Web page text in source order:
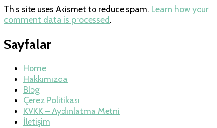
This site uses Akismet to reduce spam. Learn how your
comment data is processed.
Sayfalar
Home
Hakkımızda
Blog
Çerez Politikası
KVKK – Aydınlatma Metni
İletişim